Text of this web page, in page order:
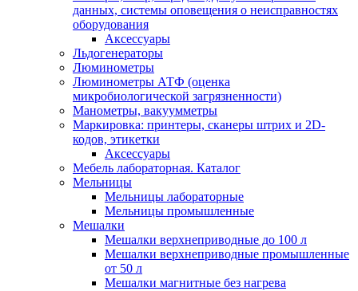
данных, системы оповещения о неисправностях
оборудования
Аксессуары
Льдогенераторы
Люминометры
Люминометры АТФ (оценка
микробиологической загрязненности)
Манометры, вакуумметры
Маркировка: принтеры, сканеры штрих и 2D-
кодов, этикетки
Аксессуары
Мебель лабораторная. Каталог
Мельницы
Мельницы лабораторные
Мельницы промышленные
Мешалки
Мешалки верхнеприводные до 100 л
Мешалки верхнеприводные промышленные
от 50 л
Мешалки магнитные без нагрева